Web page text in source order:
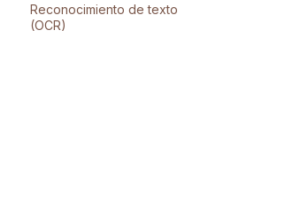
Reconocimiento de texto
(OCR)